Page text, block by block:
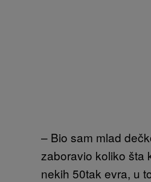
– Bio sam mlad
zaboravio koliko šta
nekih 50tak evra, u